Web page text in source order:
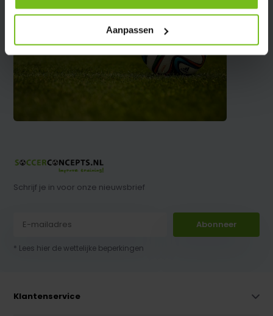
Aanpassen
Schrijf je in voor onze nieuwsbrief
Abonneer
* Lees hier de wettelijke beperkingen
Klantenservice